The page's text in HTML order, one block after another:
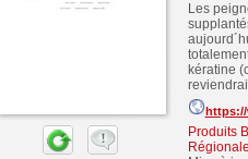
Les
kératine
https://
Produits